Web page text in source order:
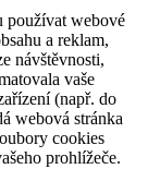
používat webové
a reklam,
návštěvnosti,
vaše
(např. do
webová stránka
cookies
prohlížeče.